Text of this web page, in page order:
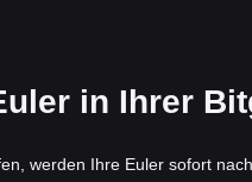
in Ihrer
werden Ihre Euler sofort